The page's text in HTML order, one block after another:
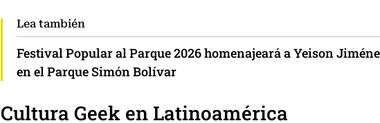
Lea también
Festival Popular al Parque 2026 homenajeará a Yeison
en el Parque Simón Bolívar
Cultura Geek en Latinoamérica